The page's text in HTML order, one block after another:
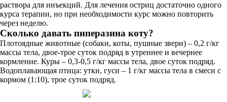
раствора для инъекций. Для лечения остриц достаточно одного
курса терапии, но при необходимости курс можно повторить
через неделю.
Сколько давать пиперазина коту?
Плотоядные животные (собаки, коты, пушные звери) – 0,2 г/кг
массы тела, двое-трое суток подряд в утреннее и вечернее
кормление. Куры – 0,3-0,5 г/кг массы тела, двое суток подряд.
Водоплавающая птица: утки, гуси – 1 г/кг массы тела в смеси с
кормом (1:10), трое суток подряд.